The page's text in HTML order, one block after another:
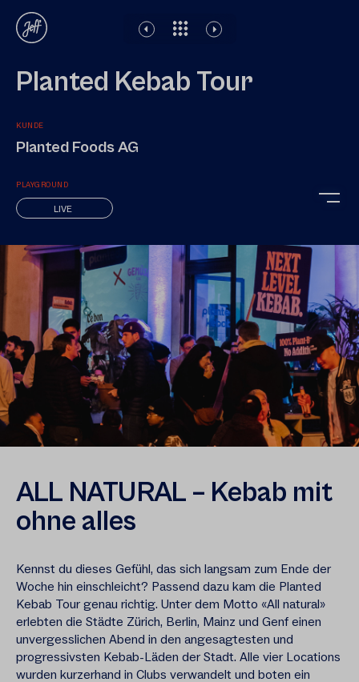
Datenschutz
Planted Kebab Tour
KUNDE
Planted Foods AG
PLAYGROUND
LIVE
ALL NATURAL – Kebab mit
ohne alles
Kennst du dieses Gefühl, das sich langsam zum Ende der
Woche hin einschleicht? Passend dazu kam die Planted
Kebab Tour genau richtig. Unter dem Motto «All natural»
erlebten die Städte Zürich, Berlin, Mainz und Genf einen
unvergesslichen Abend in den angesagtesten und
progressivsten Kebab-Läden der Stadt. Alle vier Locations
wurden kurzerhand in Clubs verwandelt und boten ein